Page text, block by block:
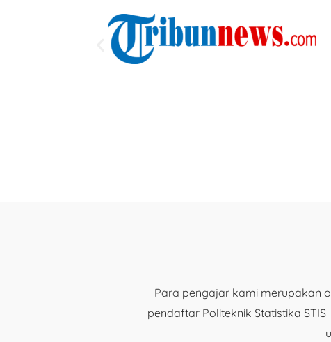
Para pengajar kami merupakan
pendaftar Politeknik Statistika